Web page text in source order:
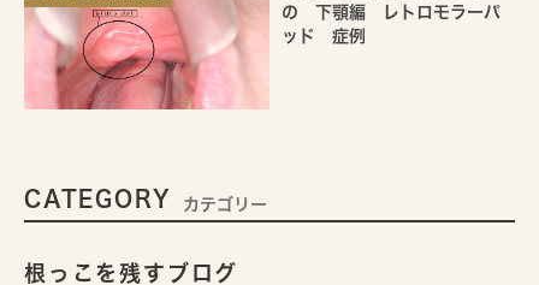
の 下顎編 レトロモラーパ
ッド 症例
CATEGORY カテゴリー
根っこを残すブログ